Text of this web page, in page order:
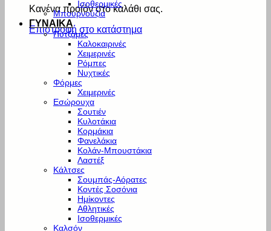
Κανένα προϊόν στο καλάθι σας.
Επιστροφή στο κατάστημα
Ισοθερμικές
Μπουρνούζια
ΓΥΝΑΙΚΑ
Πυτζάμες
Καλοκαιρινές
Χειμερινές
Ρόμπες
Νυχτικές
Φόρμες
Χειμερινές
Εσώρουχα
Σουτιέν
Κυλοτάκια
Κορμάκια
Φανελάκια
Κολάν-Μπουστάκια
Λαστέξ
Κάλτσες
Σουμπάς-Αόρατες
Κοντές Σοσόνια
Ημίκοντες
Αθλητικές
Ισοθερμικές
Καλσόν